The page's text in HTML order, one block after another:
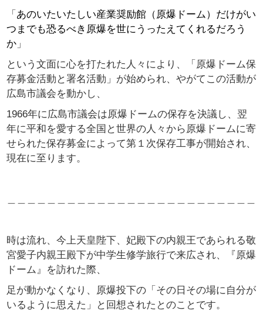
「 あのいたいたしい産業奨励館（原爆ドーム）だけがい
つまでも恐るべき原爆を世にうったえてくれるだろう
か 」
という文面に心を打たれた人々により、
「原爆ドーム保
存募金活動と署名活動」が始められ、やがてこの活動が
広島市議会を動かし、
1966年に広島市議会は原爆ドームの保存を決議し、翌
年に平和を愛する全国と世界の人々から原爆ドームに寄
せられた保存募金によって第１次保存工事が開始され、
現在に至ります。
時は流れ、今上天皇陛下、妃殿下の内親王であられる敬
宮愛子内親王殿下が中学生修学旅行で来広され、『 原爆
ドーム』を訪れた際、
足が動かなくなり、原爆投下の「その日その場に自分が
いるように思えた」と回想されたとのことです。